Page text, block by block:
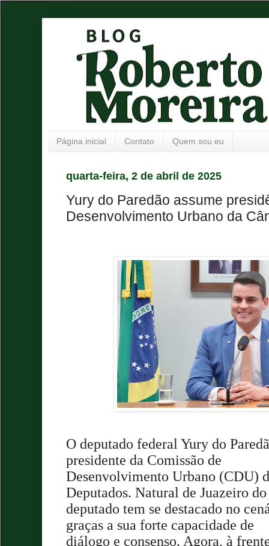
Página inicial Contato Quem sou eu
quarta-feira, 2 de abril de 2025
Yury do Paredão assume
Desenvolvimento Urbano da
O deputado federal Yury do
presidente da Comissão de
Desenvolvimento Urbano (CDU)
Deputados. Natural de Juazeiro
deputado tem se destacado no
graças a sua forte capacidade de
diálogo e consenso. Agora, à